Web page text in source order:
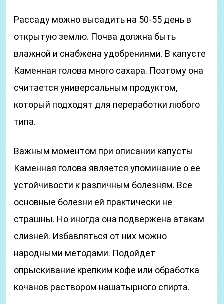
Рассаду можно высадить на 50-55 день в
открытую землю. Почва должна быть
влажной и снабжена удобрениями. В капусте
Каменная голова много сахара. Поэтому она
считается универсальным продуктом,
который подходят для переработки любого
типа.
Важным моментом при описании капусты
Каменная голова является упоминание о ее
устойчивости к различным болезням. Все
основные болезни ей практически не
страшны. Но иногда она подвержена атакам
слизней. Избавляться от них можно
народными методами. Подойдет
опрыскивание крепким кофе или обработка
кочанов раствором нашатырного спирта.